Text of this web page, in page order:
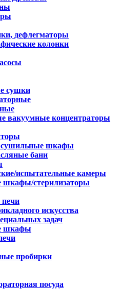
дефлегматоры
колонки
сушки
вакуумные концентраторы
шкафы
бани
испытательные камеры
стерилизаторы
искусства
задач
шкафы
пробирки
посуда